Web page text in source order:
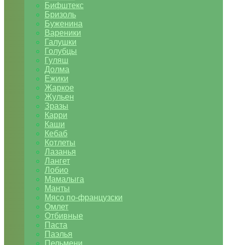
Бифштекс
Бризоль
Буженина
Вареники
Галушки
Голубцы
Гуляш
Долма
Ежики
Жаркое
Жульен
Зразы
Карри
Каши
Кебаб
Котлеты
Лазанья
Лангет
Лобио
Мамалыга
Манты
Мясо по-французски
Омлет
Отбивные
Паста
Паэлья
Пельмени